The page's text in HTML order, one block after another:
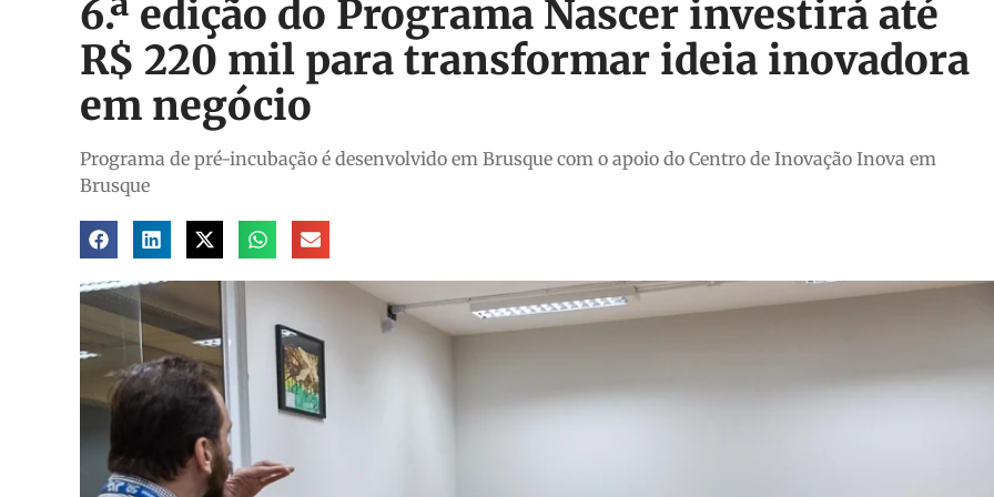
6.ª edição do Programa Nascer investirá até
R$ 220 mil para transformar ideia inovadora
em negócio
Programa de pré-incubação é desenvolvido em Brusque com o apoio do Centro de Inovação Inova em
Brusque